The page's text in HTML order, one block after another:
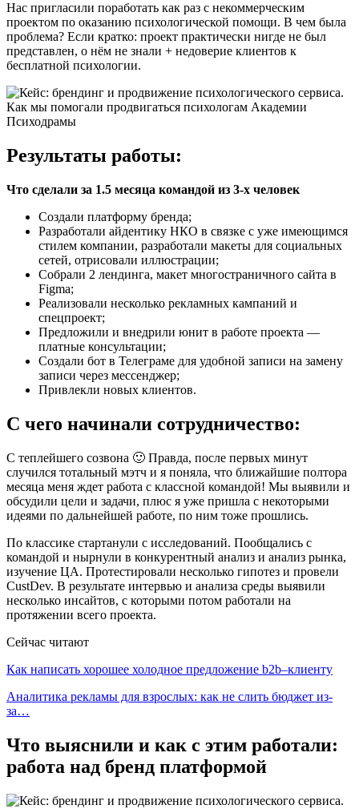
Нас пригласили поработать как раз с некоммерческим
проектом по оказанию психологической помощи. В чем была
проблема? Если кратко: проект практически нигде не был
представлен, о нём не знали + недоверие клиентов к
бесплатной психологии.
Результаты работы:
Что сделали за 1.5 месяца командой из 3-х человек
Создали платформу бренда;
Разработали айдентику НКО в связке с уже имеющимся
стилем компании, разработали макеты для социальных
сетей, отрисовали иллюстрации;
Собрали 2 лендинга, макет многостраничного сайта в
Figma;
Реализовали несколько рекламных кампаний и
спецпроект;
Предложили и внедрили юнит в работе проекта —
платные консультации;
Создали бот в Телеграме для удобной записи на замену
записи через мессенджер;
Привлекли новых клиентов.
С чего начинали сотрудничество:
С теплейшего созвона 🙂 Правда, после первых минут
случился тотальный мэтч и я поняла, что ближайшие полтора
месяца меня ждет работа с классной командой! Мы выявили и
обсудили цели и задачи, плюс я уже пришла с некоторыми
идеями по дальнейшей работе, по ним тоже прошлись.
По классике стартанули с исследований. Пообщались с
командой и нырнули в конкурентный анализ и анализ рынка,
изучение ЦА. Протестировали несколько гипотез и провели
CustDev. В результате интервью и анализа среды выявили
несколько инсайтов, с которыми потом работали на
протяжении всего проекта.
Сейчас читают
Как написать хорошее холодное предложение b2b–клиенту
Аналитика рекламы для взрослых: как не слить бюджет из-
за…
Что выяснили и как с этим работали:
работа над бренд платформой